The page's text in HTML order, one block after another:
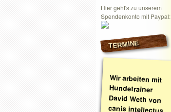
Hier geht's zu unserem
Spendenkonto mit Paypal:
TERMINE
Wir arbeiten mit
Hundetrainer
David Weth von
canis intellectus